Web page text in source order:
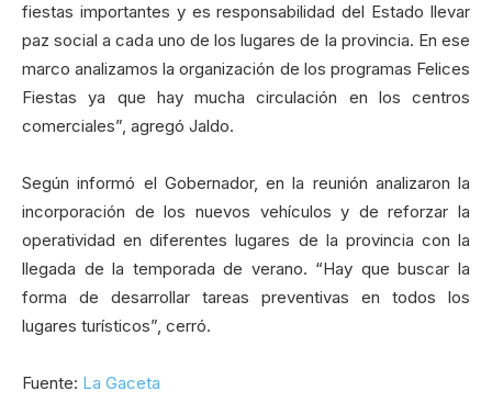
fiestas importantes y es responsabilidad del Estado llevar
paz social a cada uno de los lugares de la provincia. En ese
marco analizamos la organización de los programas Felices
Fiestas ya que hay mucha circulación en los centros
comerciales”, agregó Jaldo.
Según informó el Gobernador, en la reunión analizaron la
incorporación de los nuevos vehículos y de reforzar la
operatividad en diferentes lugares de la provincia con la
llegada de la temporada de verano. “Hay que buscar la
forma de desarrollar tareas preventivas en todos los
lugares turísticos”, cerró.
Fuente: La Gaceta